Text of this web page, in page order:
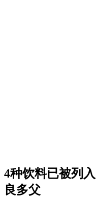
4种饮料已被列
良多父